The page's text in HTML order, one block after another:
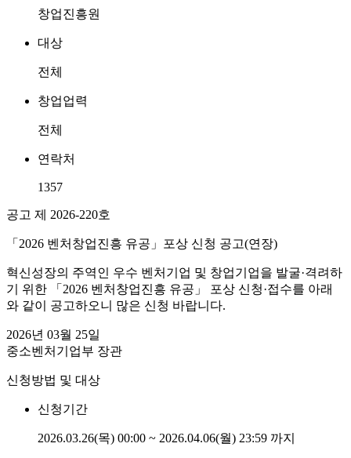
창업진흥원
대상
전체
창업업력
전체
연락처
1357
공고 제 2026-220호
「2026 벤처창업진흥 유공」포상 신청 공고(연장)
혁신성장의 주역인 우수 벤처기업 및 창업기업을 발굴·격려하
기 위한 「2026 벤처창업진흥 유공」 포상 신청·접수를 아래
와 같이 공고하오니 많은 신청 바랍니다.
2026년 03월 25일
중소벤처기업부 장관
신청방법 및 대상
신청기간
2026.03.26(목) 00:00 ~ 2026.04.06(월) 23:59 까지